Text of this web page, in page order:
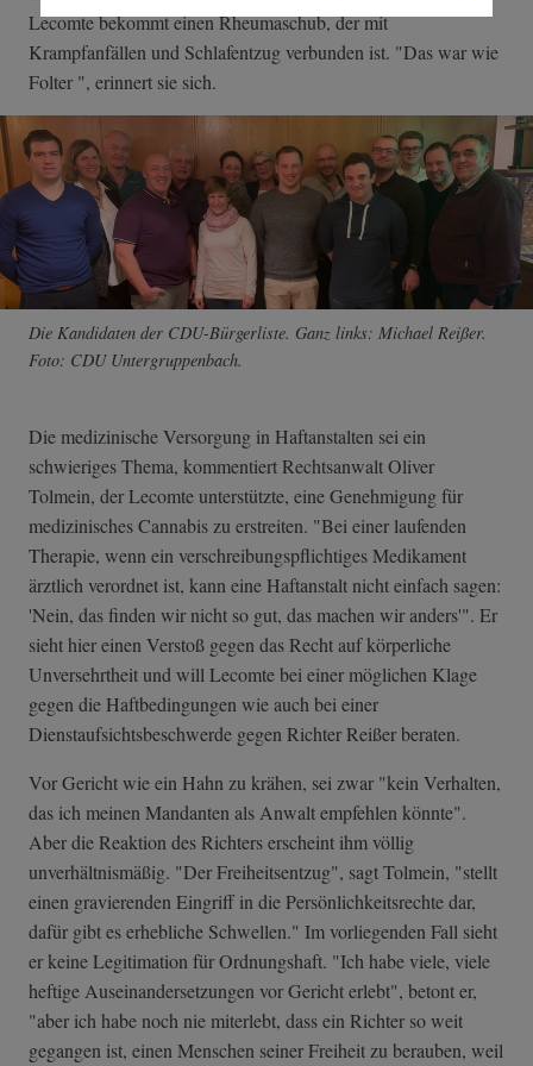
Lecomte bekommt einen Rheumaschub, der mit
Krampfanfällen und Schlafentzug verbunden ist. "Das war wie
Folter ", erinnert sie sich.
Die Kandidaten der CDU-Bürgerliste. Ganz links: Michael Reißer.
Foto: CDU Untergruppenbach.
Die medizinische Versorgung in Haftanstalten sei ein
schwieriges Thema, kommentiert Rechtsanwalt Oliver
Tolmein, der Lecomte unterstützte, eine Genehmigung für
medizinisches Cannabis zu erstreiten. "Bei einer laufenden
Therapie, wenn ein verschreibungspflichtiges Medikament
ärztlich verordnet ist, kann eine Haftanstalt nicht einfach sagen:
'Nein, das finden wir nicht so gut, das machen wir anders'". Er
sieht hier einen Verstoß gegen das Recht auf körperliche
Unversehrtheit und will Lecomte bei einer möglichen Klage
gegen die Haftbedingungen wie auch bei einer
Dienstaufsichtsbeschwerde gegen Richter Reißer beraten.
Vor Gericht wie ein Hahn zu krähen, sei zwar "kein Verhalten,
das ich meinen Mandanten als Anwalt empfehlen könnte".
Aber die Reaktion des Richters erscheint ihm völlig
unverhältnismäßig. "Der Freiheitsentzug", sagt Tolmein, "stellt
einen gravierenden Eingriff in die Persönlichkeitsrechte dar,
dafür gibt es erhebliche Schwellen." Im vorliegenden Fall sieht
er keine Legitimation für Ordnungshaft. "Ich habe viele, viele
heftige Auseinandersetzungen vor Gericht erlebt", betont er,
"aber ich habe noch nie miterlebt, dass ein Richter so weit
gegangen ist, einen Menschen seiner Freiheit zu berauben, weil